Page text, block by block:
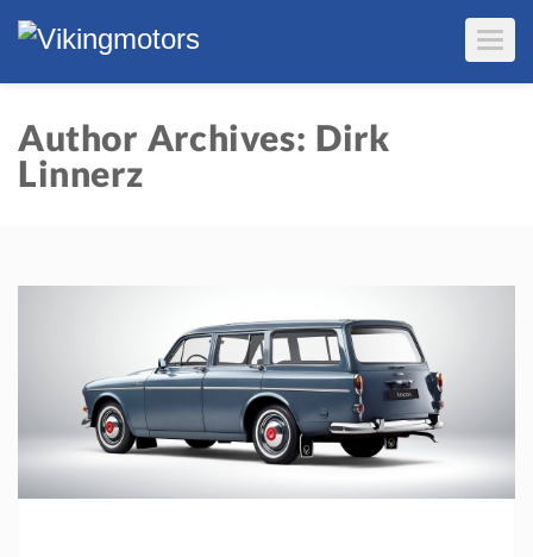
T
O
G
G
Author Archives: Dirk
Linnerz